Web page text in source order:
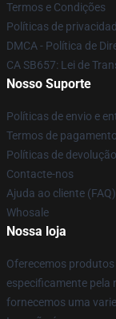
Termos e Condições
Políticas de
DMCA - Política de
CA SB657: Lei de
Nosso Suporte
Políticas de envio e
Termos de pagamento
Políticas de
Contacte-nos
Ajuda ao cliente (FAQ)
Whosale
Nossa loja
Oferecemos
especificamente pela
fornecemos uma